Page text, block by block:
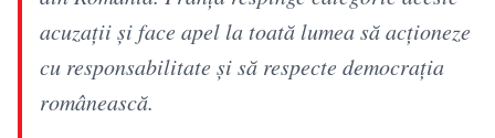
acuzații și face apel la toată lumea să acționeze
cu responsabilitate și să respecte democrația
românească.